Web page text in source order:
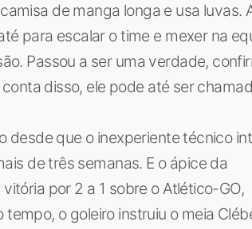
de manga longa e usa luvas.
para escalar o time e mexer na
Passou a ser uma verdade,
disso, ele pode até ser
desde que o inexperiente técnico
de três semanas. E o ápice da
por 2 a 1 sobre o Atlético-GO,
o goleiro instruiu o meia